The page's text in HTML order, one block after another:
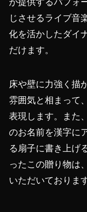
じさせるライブ音
化を活かしたダイ
だけます。
床や壁に力強く描
雰囲気と相まって
表現します。また
のお名前を漢字に
る扇子に書き上げ
ったこの贈り物は
いただいております